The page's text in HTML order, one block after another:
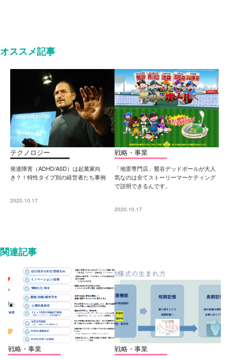
オススメ記事
テクノロジー
発達障害（ADHD/ASD）は起業家向
き？！特性タイプ別の経営者たち事例
2020.10.17
戦略・事業
「地雷専門店」鶯谷デッドボールが大人
気なのは全てストーリーマーケティング
で説明できるんです。
2020.10.17
関連記事
戦略・事業 戦略・事業